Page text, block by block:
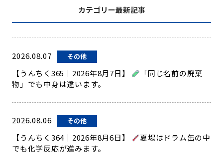
カテゴリー最新記事
2026.08.07 その他
【うんちく365｜2026年8月7日】
「同じ名前の廃棄
物」でも中身は違います。
2026.08.06 その他
【うんちく364｜2026年8月6日】
夏場はドラム缶の中
でも化学反応が進みます。